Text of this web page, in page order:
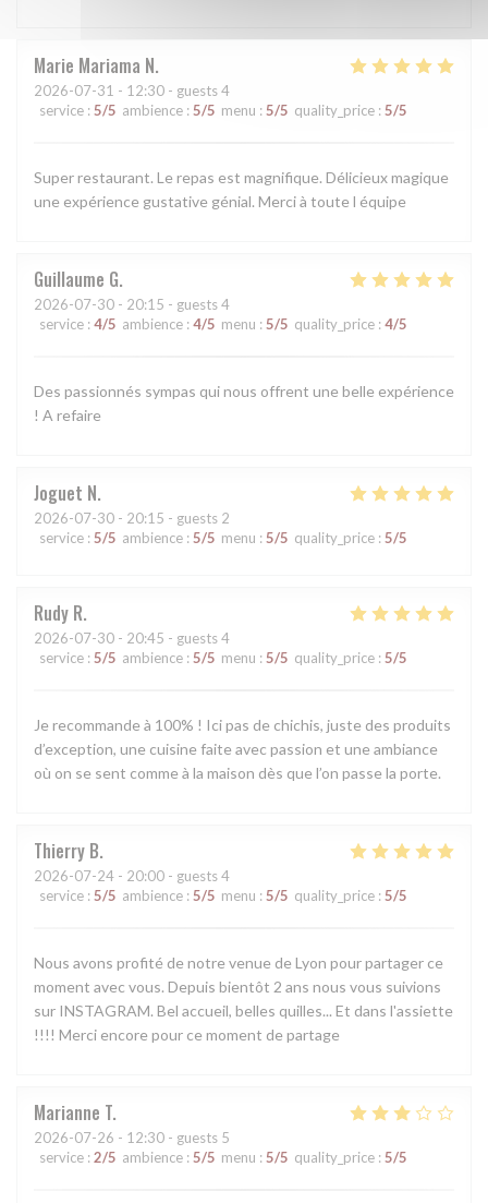
Marie Mariama N
2026-07-31 - 12:30 - guests 4
service : 5/5 ambience :5/5 menu : 5/5 quality_price : 5/5
Super restaurant. Le repas est magnifique. Délicieux magique
une expérience gustative génial. Merci à toute l équipe
Guillaume G
2026-07-30 - 20:15 - guests 4
service : 4/5 ambience : 4/5 menu : 5/5 quality_price : 4/5
Des passionnés sympas qui nous offrent une belle expérience
! A refaire
Joguet N
2026-07-30 - 20:15 - guests 2
service : 5/5 ambience : 5/5 menu : 5/5 quality_price : 5/5
Rudy R
2026-07-30 - 20:45 - guests 4
service : 5/5 ambience : 5/5 menu : 5/5 quality_price : 5/5
Je recommande à 100% ! Ici pas de chichis, juste des produits
d’exception, une cuisine faite avec passion et une ambiance
où on se sent comme à la maison dès que l’on passe la porte.
Thierry B
2026-07-24 - 20:00 - guests 4
service : 5/5 ambience : 5/5 menu : 5/5 quality_price : 5/5
Nous avons profité de notre venue de Lyon pour partager ce
moment avec vous. Depuis bientôt 2 ans nous vous suivions
sur INSTAGRAM. Bel accueil, belles quilles... Et dans l'assiette
!!!! Merci encore pour ce moment de partage
Marianne T
2026-07-26 - 12:30 - guests 5
service : 2/5 ambience : 5/5 menu : 5/5 quality_price : 5/5